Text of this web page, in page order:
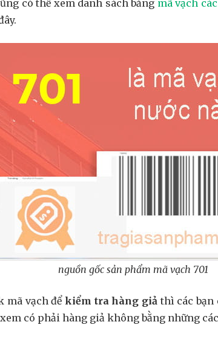
có thể xem danh sách bảng mã vạch
nguồn gốc sản phẩm mã vạch 701
mã vạch để kiểm tra hàng giả thì các bạn
xem có phải hàng giả không bằng những